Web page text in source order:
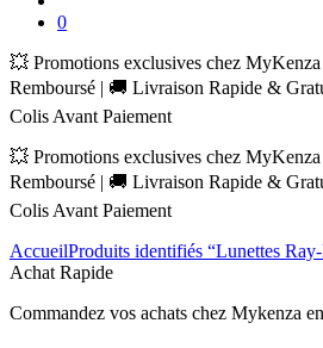
0
💥 Promotions exclusives chez
Remboursé | 🚚 Livraison Rapide &
Colis Avant Paiement
💥 Promotions exclusives chez
Remboursé | 🚚 Livraison Rapide &
Colis Avant Paiement
AccueilProduits identifiés “Lunettes
Achat Rapide
Commandez vos achats chez Mykenza